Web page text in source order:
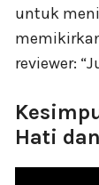
untuk
reviewer:
Hati